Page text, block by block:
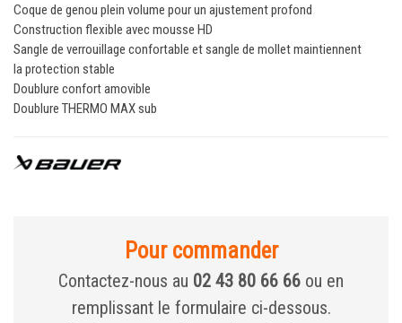
Coque de genou plein volume pour un ajustement profond
Construction flexible avec mousse HD
Sangle de verrouillage confortable et sangle de mollet maintiennent
la protection stable
Doublure confort amovible
Doublure THERMO MAX sub
Pour commander
Contactez-nous au 02 43 80 66 66 ou en
remplissant le formulaire ci-dessous.